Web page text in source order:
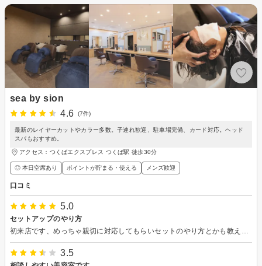
sea by sion
4.6
(7件)
最新のレイヤーカットやカラー多数。子連れ歓迎、駐車場完備、カード対応。ヘッド
スパもおすすめ。
アクセス：つくばエクスプレス つくば駅 徒歩30分
◎ 本日空席あり ポイントが貯まる・使える メンズ歓迎
口コミ
5.0
セットアップのやり方
3.5